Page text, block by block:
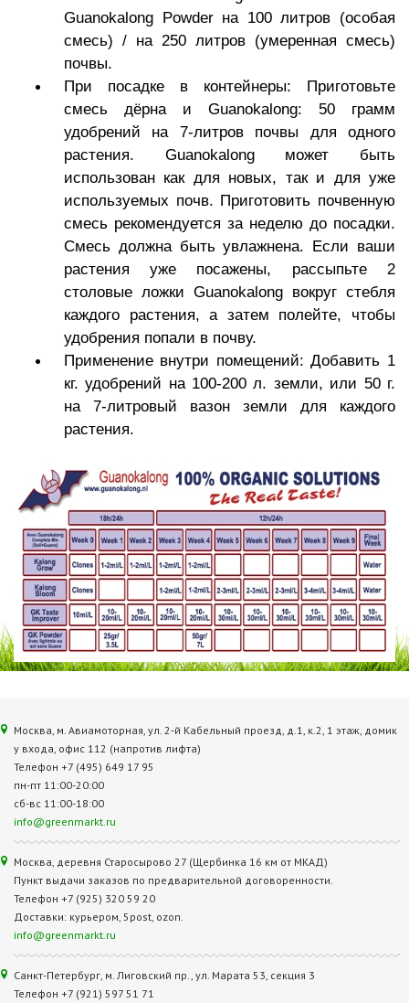
Guanokalong Powder на 100 литров (особая
смесь) / на 250 литров (умеренная смесь)
почвы.
При посадке в контейнеры: Приготовьте
смесь дёрна и Guanokalong: 50 грамм
удобрений на 7-литров почвы для одного
растения. Guanokalong может быть
использован как для новых, так и для уже
используемых почв. Приготовить почвенную
смесь рекомендуется за неделю до посадки.
Смесь должна быть увлажнена. Если ваши
растения уже посажены, рассыпьте 2
столовые ложки Guanokalong вокруг стебля
каждого растения, а затем полейте, чтобы
удобрения попали в почву.
Применение внутри помещений: Добавить 1
кг. удобрений на 100-200 л. земли, или 50 г.
на 7-литровый вазон земли для каждого
растения.
Москва, м. Авиамоторная, ул. 2‑й Кабельный проезд, д.1, к.2, 1 этаж, домик
у входа, офис 112 (напротив лифта)
Телефон +7 (495) 649 17 95
пн-пт 11:00-20:00
сб-вс 11:00-18:00
info@greenmarkt.ru
Москва, деревня Старосырово 27 (Щербинка 16 км от МКАД)
Пункт выдачи заказов по предварительной договоренности.
Телефон +7 (925) 320 59 20
Доставки: курьером, 5post, ozon.
info@greenmarkt.ru
Санкт-Петербург, м. Лиговский пр., ул. Марата 53, секция 3
Телефон +7 (921) 597 51 71